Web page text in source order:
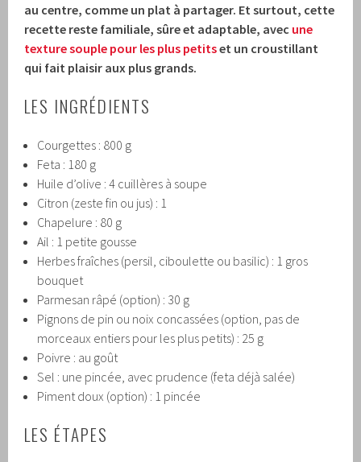
au centre, comme un plat à partager. Et surtout, cette
recette reste familiale, sûre et adaptable, avec une
texture souple pour les plus petitset un croustillant
qui fait plaisir aux plus grands.
LES INGRÉDIENTS
Courgettes : 800 g
Feta : 180 g
Huile d’olive : 4 cuillères à soupe
Citron (zeste fin ou jus) : 1
Chapelure : 80 g
Ail : 1 petite gousse
Herbes fraîches (persil, ciboulette ou basilic) : 1 gros
bouquet
Parmesan râpé (option) : 30 g
Pignons de pin ou noix concassées (option, pas de
morceaux entiers pour les plus petits) : 25 g
Poivre : au goût
Sel : une pincée, avec prudence (feta déjà salée)
Piment doux (option) : 1 pincée
LES ÉTAPES